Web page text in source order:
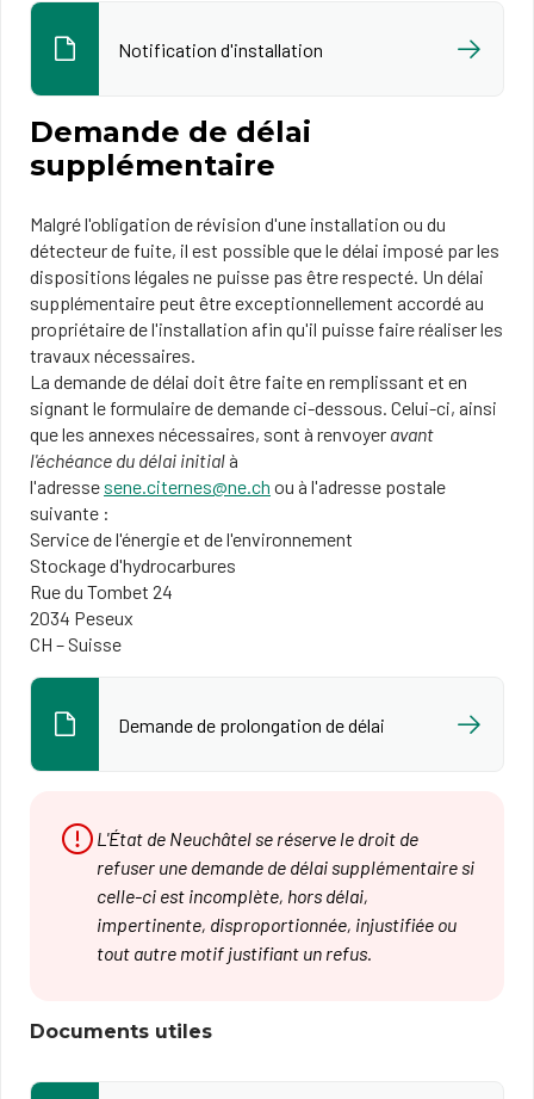
Notification d'installation
Demande de délai
supplémentaire
Malgré l'obligation de révision d'une installation ou du
détecteur de fuite, il est possible que le délai imposé par les
dispositions légales ne puisse pas être respecté. Un délai
supplémentaire peut être exceptionnellement accordé au
propriétaire de l'installation afin qu'il puisse faire réaliser les
travaux nécessaires.
La demande de délai doit être faite en remplissant et en
signant le formulaire de demande ci-dessous. Celui-ci, ainsi
que les annexes nécessaires, sont à renvoyer avant
l'échéance du délai initial à
l'adresse sene.citernes@ne.ch ou à l'adresse postale
suivante :
Service de l'énergie et de l'environnement
Stockage d'hydrocarbures
Rue du Tombet 24
2034 Peseux
CH – Suisse
Demande de prolongation de délai
L'État de Neuchâtel se réserve le droit de
refuser une demande de délai supplémentaire si
celle-ci est incomplète, hors délai,
impertinente, disproportionnée, injustifiée ou
tout autre motif justifiant un refus.
Documents utiles